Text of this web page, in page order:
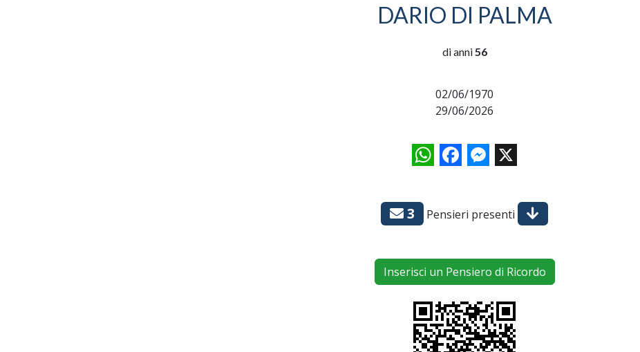
DARIO DI PALMA
di anni56
02/06/1970
29/06/2026
WhatsAppFacebookMessenger
X
3 Pensieri presenti
Inserisci un Pensiero di Ricordo